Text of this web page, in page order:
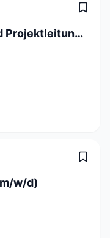
Gebietsverkaufs- und Projektleitung 100% (m/w/d)
w/d)